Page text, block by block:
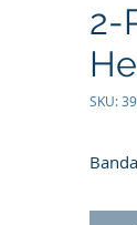
2-
SKU: